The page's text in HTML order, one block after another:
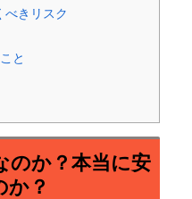
べきリスク
と
のか？本当に安
か？